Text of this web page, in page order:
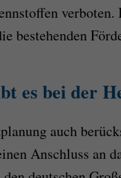
verboten.
bestehenden
es bei der
auch
Anschluss an